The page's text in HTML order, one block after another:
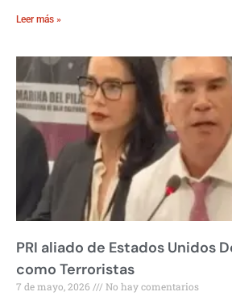
Leer más »
PRI aliado de Estados Unidos
como Terroristas
7 de mayo, 2026 No hay comentarios